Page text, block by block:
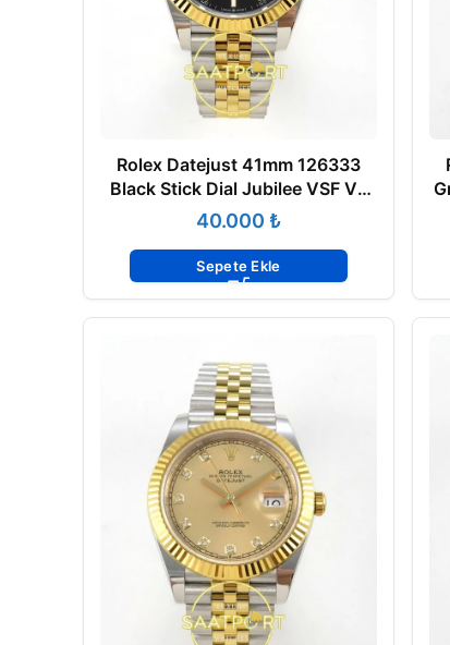
Rolex Datejust 41mm 126333
Black Stick Dial Jubilee VSF V3
Eta Saat₺
Sepete Ekle